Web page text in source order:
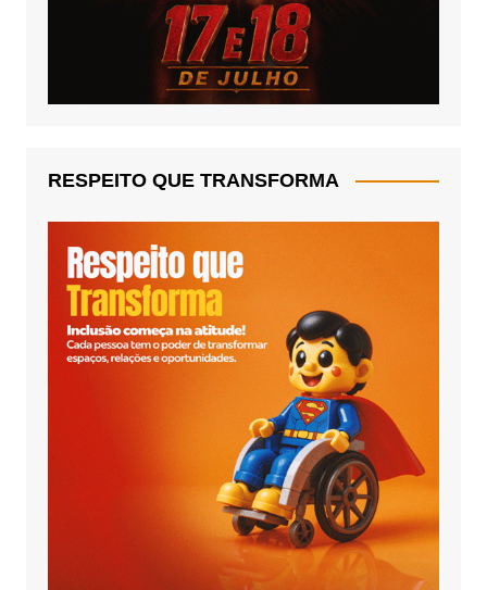
RESPEITO QUE TRANSFORMA